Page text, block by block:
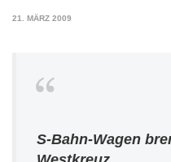
21. MÄRZ 2009
S-Bahn-Wagen